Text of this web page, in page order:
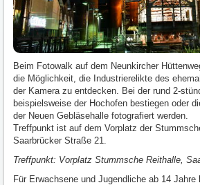
Beim Fotowalk auf dem Neunkircher
die Möglichkeit, die Industrierelikte des
der Kamera zu entdecken. Bei der rund 2-
beispielsweise der Hochofen bestiegen oder
der Neuen Gebläsehalle fotografiert werden.
Treffpunkt ist auf dem Vorplatz der
Saarbrücker Straße 21.
Treffpunkt: Vorplatz Stummsche Reithalle,
Für Erwachsene und Jugendliche ab 14